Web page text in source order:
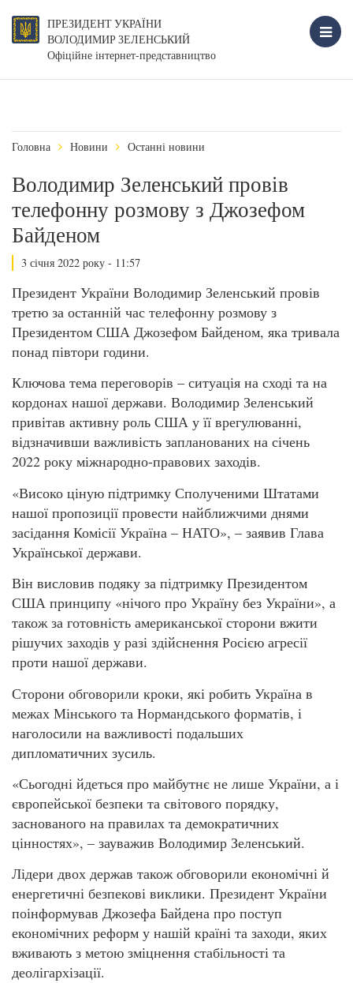
ПРЕЗИДЕНТ УКРАЇНИ
ВОЛОДИМИР ЗЕЛЕНСЬКИЙ
Офіційне інтернет-представництво
Головна Новини Останні новини
Володимир Зеленський провів
телефонну розмову з Джозефом
Байденом
3 січня 2022 року - 11:57
Президент України Володимир Зеленський провів
третю за останній час телефонну розмову з
Президентом США Джозефом Байденом, яка тривала
понад півтори години.
Ключова тема переговорів – ситуація на сході та на
кордонах нашої держави. Володимир Зеленський
привітав активну роль США у її врегулюванні,
відзначивши важливість запланованих на січень
2022 року міжнародно-правових заходів.
«Високо ціную підтримку Сполученими Штатами
нашої пропозиції провести найближчими днями
засідання Комісії Україна – НАТО», – заявив Глава
Української держави.
Він висловив подяку за підтримку Президентом
США принципу «нічого про Україну без України», а
також за готовність американської сторони вжити
рішучих заходів у разі здійснення Росією агресії
проти нашої держави.
Сторони обговорили кроки, які робить Україна в
межах Мінського та Нормандського форматів, і
наголосили на важливості подальших
дипломатичних зусиль.
«Сьогодні йдеться про майбутнє не лише України, а і
європейської безпеки та світового порядку,
заснованого на правилах та демократичних
цінностях», – зауважив Володимир Зеленський.
Лідери двох держав також обговорили економічні й
енергетичні безпекові виклики. Президент України
поінформував Джозефа Байдена про поступ
економічних реформ у нашій країні та заходи, яких
вживають з метою зміцнення стабільності та
деолігархізації.